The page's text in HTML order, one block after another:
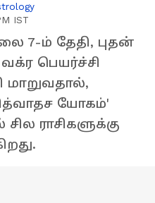
IST
7-ம் தேதி, புதன்
வக்ர பெயர்ச்சி
மாறுவதால்,
யோகம்'
ராசிகளுக்கு